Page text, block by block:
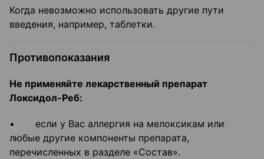
Когда невозможно использовать другие пути
введения, например, таблетки.
Противопоказания
Не применяйте лекарственный препарат
Локсидол-Реб:
• если у Вас аллергия на мелоксикам или
любые другие компоненты препарата,
перечисленных в разделе «Состав».